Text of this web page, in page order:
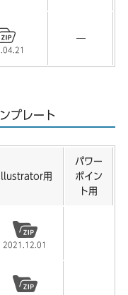
―
プレート
Illustrator用
パワー
ポイン
ト用
2021.12.01